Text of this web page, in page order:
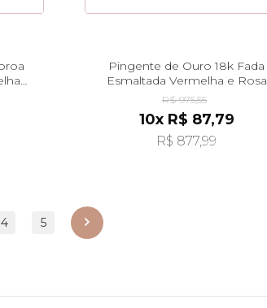
Pingente de Ouro 18k Fada
Esmaltada Vermelha e Rosa
pi20485
R$ 975,55
10x R$ 87,79
R$ 877,99
4 5 próximo